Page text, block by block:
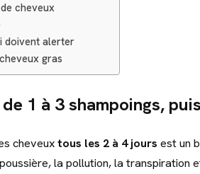
cheveux
doivent alerter
gras
1 à 3 shampoings,
cheveuxtous les 2 à 4 jours est un
la pollution, la transpiration